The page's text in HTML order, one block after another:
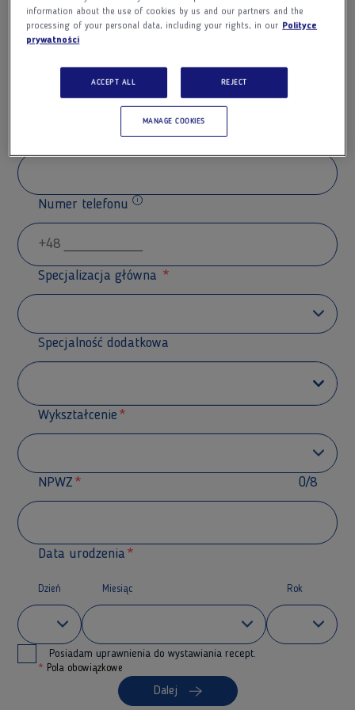
Numer telefonu
Specjalizacja główna
Specjalność dodatkowa
Wykształcenie
NPWZ 0/8
Data urodzenia
Dzień Miesiąc Rok
Posiadam uprawnienia do wystawiania recept.
* Pola obowiązkowe
Dalej
information about the use of cookies by us and our partners and the
processing of your personal data, including your rights, in our Polityce
prywatności
ACCEPT ALL REJECT
MANAGE COOKIES